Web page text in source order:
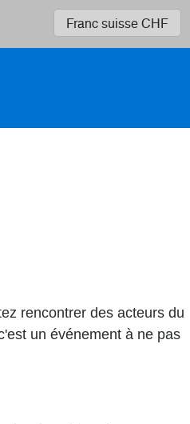
Franc suisse CHF
rencontrer des acteurs du
un événement à ne pas